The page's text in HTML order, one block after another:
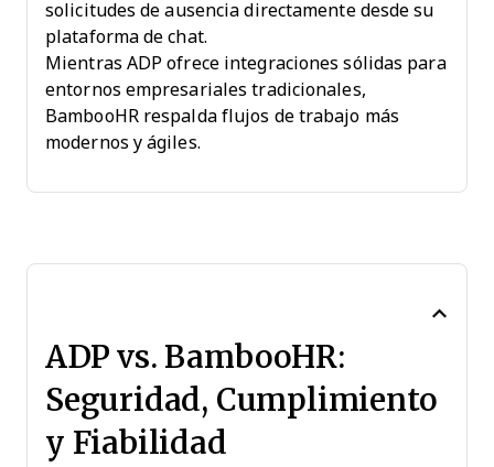
solicitudes de ausencia directamente desde su
plataforma de chat.
Mientras ADP ofrece integraciones sólidas para
entornos empresariales tradicionales,
BambooHR respalda flujos de trabajo más
modernos y ágiles.
ADP vs. BambooHR:
Seguridad, Cumplimiento
y Fiabilidad